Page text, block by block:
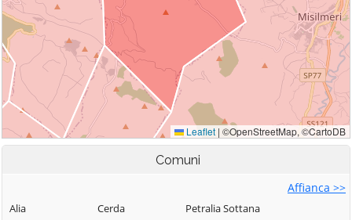
Comuni
Affianca >>
Alia
Cerda
Petralia Sottana